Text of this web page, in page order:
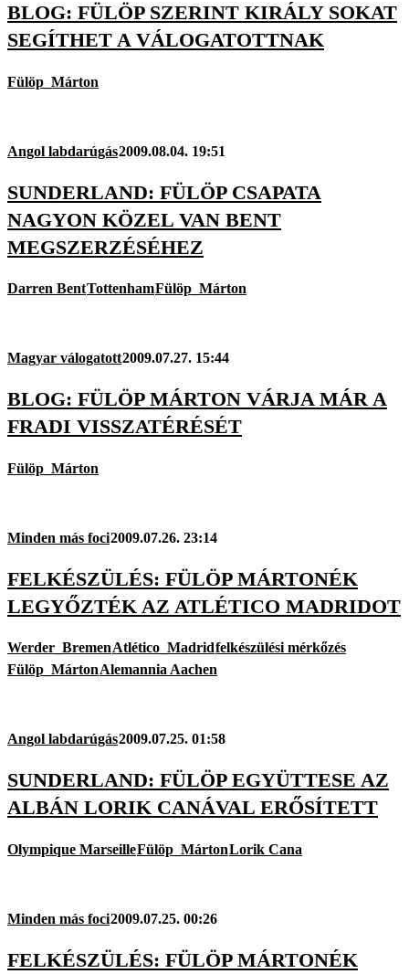
BLOG: FÜLÖP SZERINT KIRÁLY SOKAT
SEGÍTHET A VÁLOGATOTTNAK
Fülöp_Márton
Angol labdarúgás2009.08.04. 19:51
SUNDERLAND: FÜLÖP CSAPATA
NAGYON KÖZEL VAN BENT
MEGSZERZÉSÉHEZ
Darren BentTottenhamFülöp_Márton
Magyar válogatott2009.07.27. 15:44
BLOG: FÜLÖP MÁRTON VÁRJA MÁR A
FRADI VISSZATÉRÉSÉT
Fülöp_Márton
Minden más foci2009.07.26. 23:14
FELKÉSZÜLÉS: FÜLÖP MÁRTONÉK
LEGYŐZTÉK AZ ATLÉTICO MADRIDOT
Werder_BremenAtlético_Madridfelkészülési mérkőzés
Fülöp_MártonAlemannia Aachen
Angol labdarúgás2009.07.25. 01:58
SUNDERLAND: FÜLÖP EGYÜTTESE AZ
ALBÁN LORIK CANÁVAL ERŐSÍTETT
Olympique MarseilleFülöp_MártonLorik Cana
Minden más foci2009.07.25. 00:26
FELKÉSZÜLÉS: FÜLÖP MÁRTONÉK